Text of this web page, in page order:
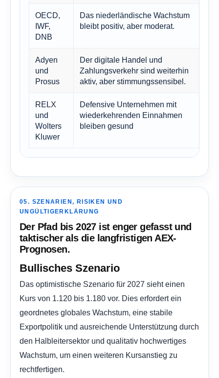
OECD,
IWF,
DNB
Das niederländische Wachstum
bleibt positiv, aber moderat.
Adyen
und
Prosus
Der digitale Handel und
Zahlungsverkehr sind weiterhin
aktiv, aber stimmungssensibel.
RELX
und
Wolters
Kluwer
Defensive Unternehmen mit
wiederkehrenden Einnahmen
bleiben gesund
05. SZENARIEN, RISIKEN UND
UNGÜLTIGERKLÄRUNG
Der Pfad bis 2027 ist enger gefasst und
taktischer als die langfristigen AEX-
Prognosen.
Bullisches Szenario
Das optimistische Szenario für 2027 sieht einen
Kurs von 1.120 bis 1.180 vor. Dies erfordert ein
geordnetes globales Wachstum, eine stabile
Exportpolitik und ausreichende Unterstützung durch
den Halbleitersektor und qualitativ hochwertiges
Wachstum, um einen weiteren Kursanstieg zu
rechtfertigen.